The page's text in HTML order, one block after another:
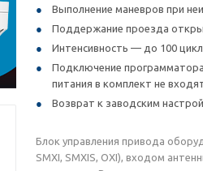
Выполнение маневров при
Поддержание проезда
Интенсивность — до 100
Подключение программатора
питания в комплект не
Возврат к заводским
Блок управления привода
SMXI, SMXIS, OXI), входом